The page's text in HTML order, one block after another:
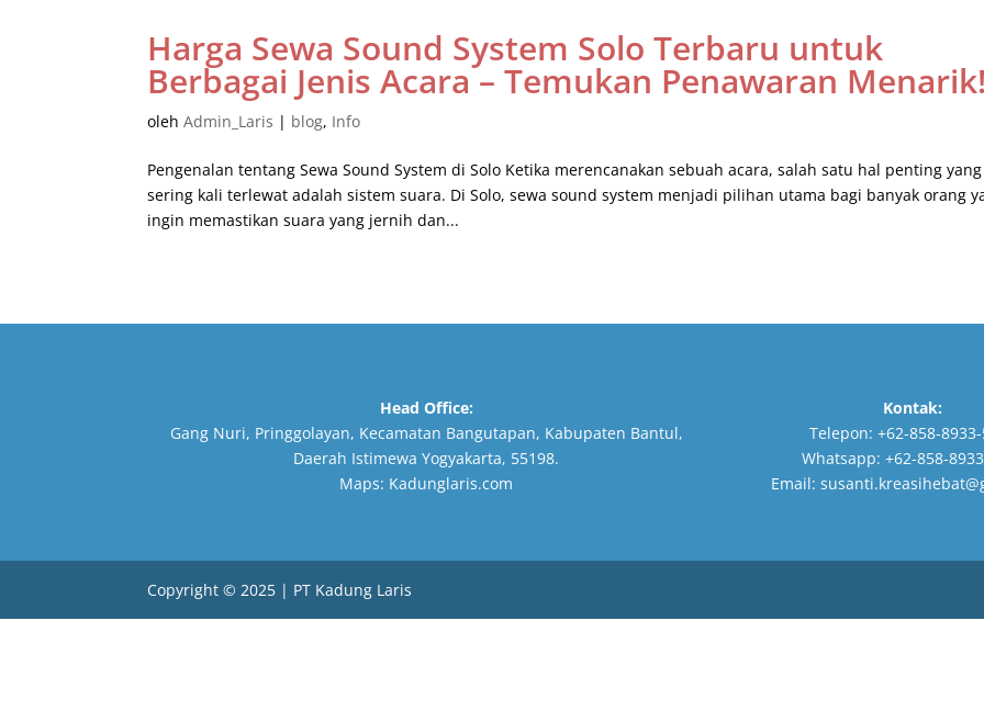
Harga Sewa Sound System Solo Terbaru untuk
Berbagai Jenis Acara – Temukan Penawaran
olehAdmin_Laris | blog, Info
Pengenalan tentang Sewa Sound System di Solo Ketika merencanakan sebuah acara, salah satu hal penting yang
sering kali terlewat adalah sistem suara. Di Solo, sewa sound system menjadi pilihan utama bagi banyak orang
ingin memastikan suara yang jernih dan...
Head Office:
Gang Nuri, Pringgolayan, Kecamatan Bangutapan, Kabupaten Bantul,
Daerah Istimewa Yogyakarta, 55198.
Maps: Kadunglaris.com
Kontak:
Telepon: +62-858-
Whatsapp: +62-858-
Email:
Copyright © 2025 | PT Kadung Laris